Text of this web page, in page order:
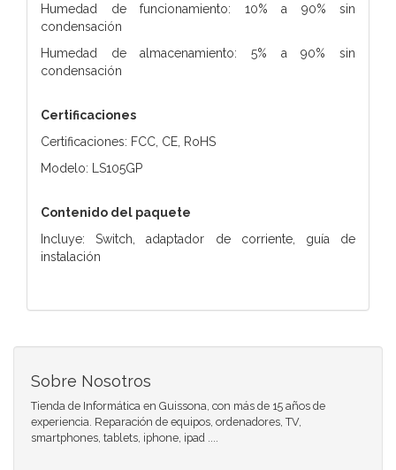
Humedad de funcionamiento: 10% a 90% sin
condensación
Humedad de almacenamiento: 5% a 90% sin
condensación
Certificaciones
Certificaciones: FCC, CE, RoHS
Modelo: LS105GP
Contenido del paquete
Incluye: Switch, adaptador de corriente, guía de
instalación
Sobre Nosotros
Tienda de Informática en Guissona, con más de 15 años de
experiencia. Reparación de equipos, ordenadores, TV,
smartphones, tablets, iphone, ipad ....